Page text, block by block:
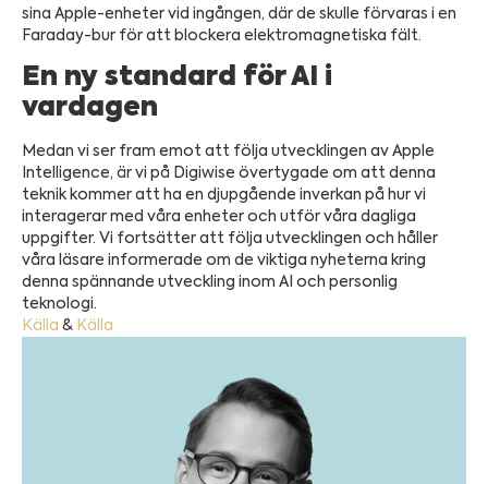
sina Apple-enheter vid ingången, där de skulle förvaras i en
Faraday-bur för att blockera elektromagnetiska fält.
En ny standard för AI i
vardagen
Medan vi ser fram emot att följa utvecklingen av Apple
Intelligence, är vi på Digiwise övertygade om att denna
teknik kommer att ha en djupgående inverkan på hur vi
interagerar med våra enheter och utför våra dagliga
uppgifter. Vi fortsätter att följa utvecklingen och håller
våra läsare informerade om de viktiga nyheterna kring
denna spännande utveckling inom AI och personlig
teknologi.
Källa & Källa